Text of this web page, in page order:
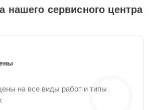
Для расчета итоговой
микроволновой печи достаточно
нашего сервисного центра
на все виды работ и типы